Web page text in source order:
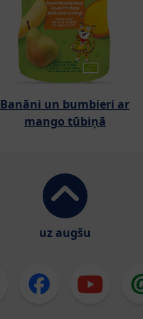
Banāni un bumbieri ar
mango tūbiņā
uz augšu